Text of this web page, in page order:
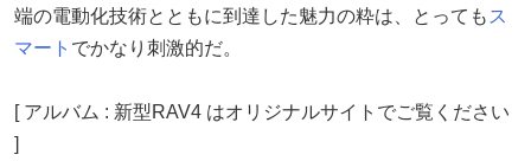
端の電動化技術とともに到達した魅力の粋は、とっても ス
マート でかなり刺激的だ。
[ アルバム : 新型RAV4 はオリジナルサイトでご覧ください
]